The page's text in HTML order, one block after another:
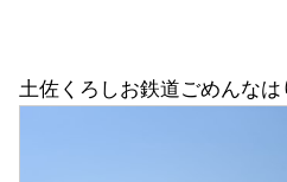
土佐くろしお鉄道ごめんなは